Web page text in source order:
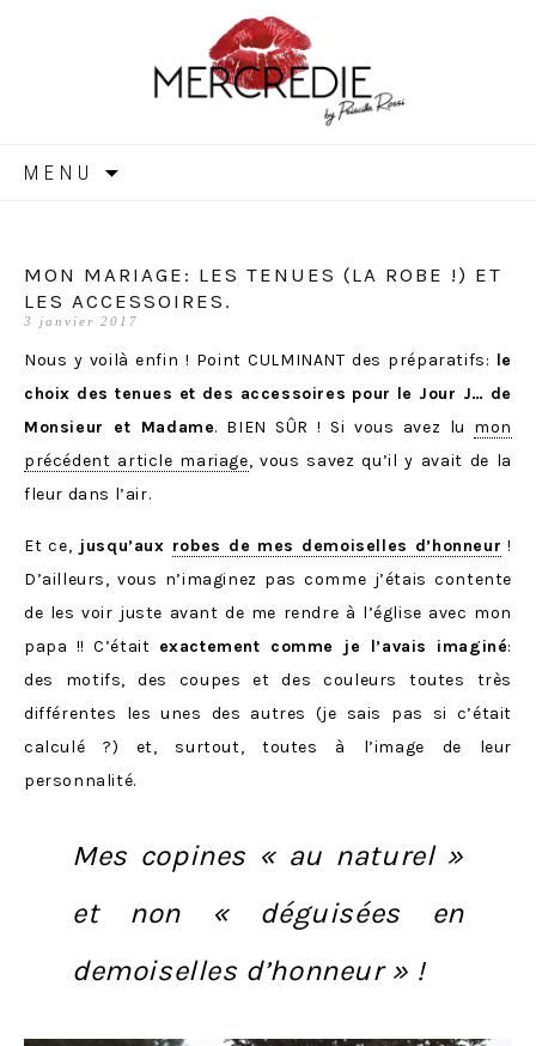
MERCREDIE
MENU
MON MARIAGE: LES TENUES (LA ROBE !) ET
LES ACCESSOIRES.
3 janvier 2017
Nous y voilà enfin ! Point CULMINANT des préparatifs: le
choix des tenues et des accessoires pour le Jour J… de
Monsieur et Madame. BIEN SÛR ! Si vous avez lu mon
précédent article mariage, vous savez qu’il y avait de la
fleur dans l’air.
Et ce, jusqu’aux robes de mes demoiselles d’honneur !
D’ailleurs, vous n’imaginez pas comme j’étais contente
de les voir juste avant de me rendre à l’église avec mon
papa !! C’était exactement comme je l’avais imaginé:
des motifs, des coupes et des couleurs toutes très
différentes les unes des autres (je sais pas si c’était
calculé ?) et, surtout, toutes à l’image de leur
personnalité.
Mes copines « au naturel »
et non « déguisées en
demoiselles d’honneur » !